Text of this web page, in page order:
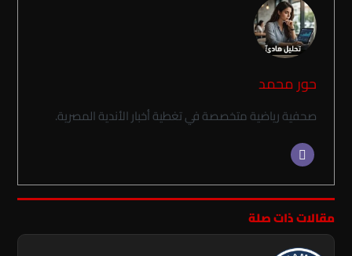
حور محمد
صحفية رياضية متخصصة في تغطية أخبار الأندية المصرية.
مقالات ذات صلة